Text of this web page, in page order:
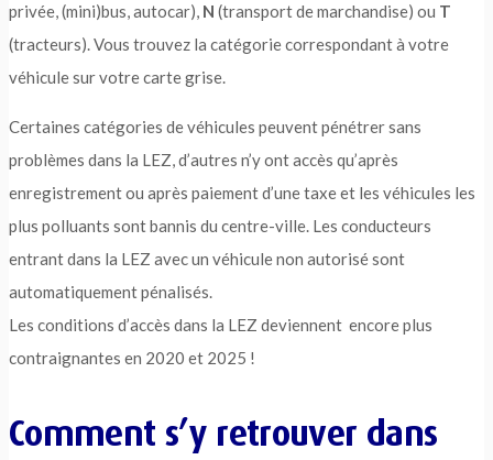
privée, (mini)bus, autocar), N (transport de marchandise) ou T
(tracteurs). Vous trouvez la catégorie correspondant à votre
véhicule sur votre carte grise.
Certaines catégories de véhicules peuvent pénétrer sans
problèmes dans la LEZ, d’autres n’y ont accès qu’après
enregistrement ou après paiement d’une taxe et les véhicules les
plus polluants sont bannis du centre-ville. Les conducteurs
entrant dans la LEZ avec un véhicule non autorisé sont
automatiquement pénalisés.
Les conditions d’accès dans la LEZ deviennent encore plus
contraignantes en 2020 et 2025 !
Comment s’y retrouver dans